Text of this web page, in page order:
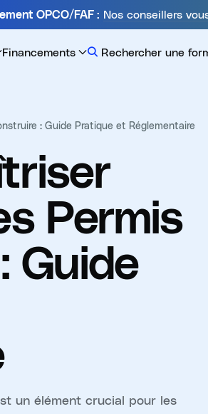
OPCO/FAF : Nos conseillers
Financements Rechercher une
: Guide Pratique et Réglementaire
Permis
Guide
un élément crucial pour les